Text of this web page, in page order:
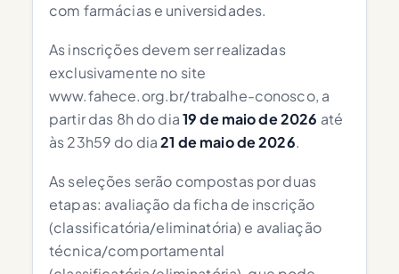
com farmácias e universidades.
As inscrições devem ser realizadas
exclusivamente no site
www.fahece.org.br/trabalhe-conosco, a
partir das 8h do dia19 de maio de 2026 até
às 23h59 do dia21 de maio de 2026.
As seleções serão compostas por duas
etapas: avaliação da ficha de inscrição
(classificatória/eliminatória) e avaliação
técnica/comportamental